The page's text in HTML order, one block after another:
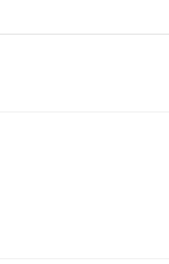
Esta flexibilidad lo convierte
PC, tablet o más de un
para la palma
3 niveles de DPI ajustables: 800,
del cursor según el tipo de uso, ya